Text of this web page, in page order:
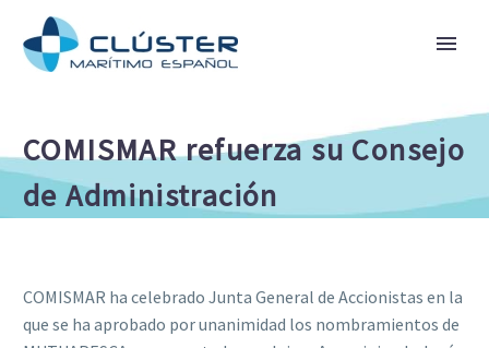
COMISMAR refuerza su Consejo
de Administración
COMISMAR ha celebrado Junta General de Accionistas en la
que se ha aprobado por unanimidad los nombramientos de